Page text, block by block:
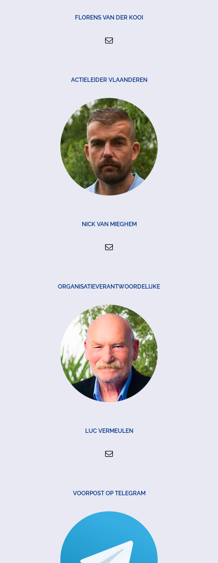
FLORENS VAN DER KOOI
ACTIELEIDER VLAANDEREN
NICK VAN MIEGHEM
ORGANISATIEVERANTWOORDELIJKE
LUC VERMEULEN
VOORPOST OP TELEGRAM